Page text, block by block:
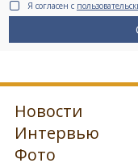
Я согласен с
Новости
Интервью
Фото